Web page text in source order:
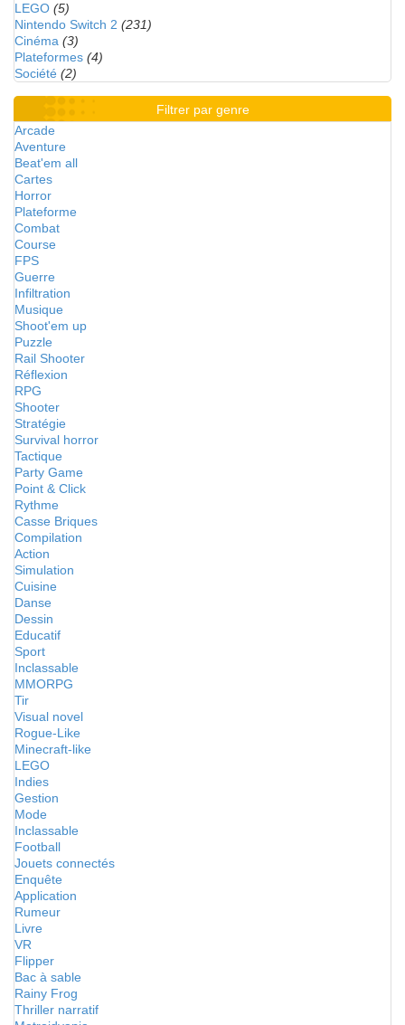
LEGO (5)
Nintendo Switch 2 (231)
Cinéma (3)
Plateformes (4)
Société (2)
Filtrer par genre
Arcade
Aventure
Beat'em all
Cartes
Horror
Plateforme
Combat
Course
FPS
Guerre
Infiltration
Musique
Shoot'em up
Puzzle
Rail Shooter
Réflexion
RPG
Shooter
Stratégie
Survival horror
Tactique
Party Game
Point & Click
Rythme
Casse Briques
Compilation
Action
Simulation
Cuisine
Danse
Dessin
Educatif
Sport
Inclassable
MMORPG
Tir
Visual novel
Rogue-Like
Minecraft-like
LEGO
Indies
Gestion
Mode
Inclassable
Football
Jouets connectés
Enquête
Application
Rumeur
Livre
VR
Flipper
Bac à sable
Rainy Frog
Thriller narratif